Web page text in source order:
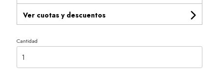
Ver cuotas y descuentos
Cantidad